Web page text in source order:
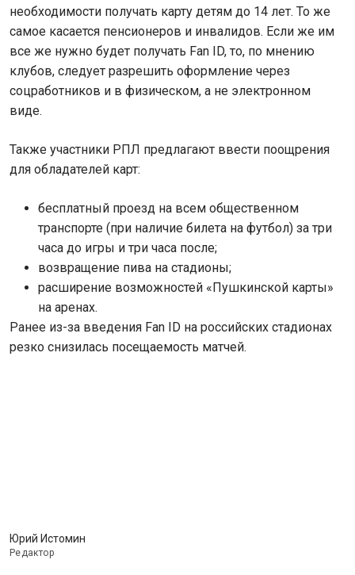
необходимости получать карту детям до 14 лет. То же
самое касается пенсионеров и инвалидов. Если же им
все же нужно будет получать Fan ID, то, по мнению
клубов, следует разрешить оформление через
соцработников и в физическом, а не электронном
виде.
Также участники РПЛ предлагают ввести поощрения
для обладателей карт:
бесплатный проезд на всем общественном
транспорте (при наличие билета на футбол) за три
часа до игры и три часа после;
возвращение пива на стадионы;
расширение возможностей «Пушкинской карты»
на аренах.
Ранее из-за введения Fan ID на российских стадионах
резко снизилась посещаемость матчей.
Юрий Истомин
Редактор